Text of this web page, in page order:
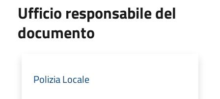
Ufficio responsabile del
documento
Polizia Locale